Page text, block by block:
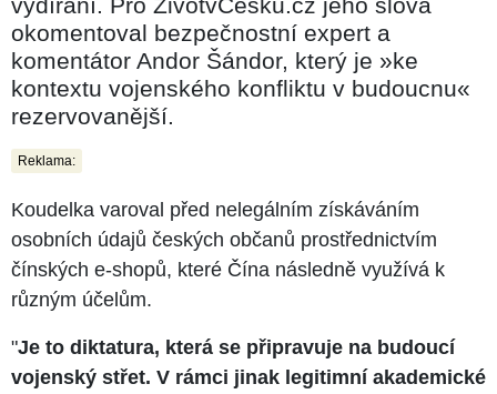
okomentoval bezpečnostní expert a
komentátor Andor Šándor, který je »ke
kontextu vojenského konfliktu v budoucnu«
rezervovanější.
Reklama:
Koudelka varoval před nelegálním získáváním
osobních údajů českých občanů prostřednictvím
čínských e-shopů, které Čína následně využívá k
různým účelům.
"Je to diktatura, která se připravuje na budoucí
vojenský střet. V rámci jinak legitimní akademické